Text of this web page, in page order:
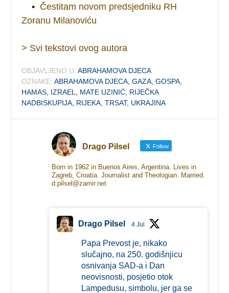
• Čestitam novom predsjedniku RH
Zoranu Milanoviću
> Svi tekstovi ovog autora
OBJAVLJENO U: ABRAHAMOVA DJECA
OZNAKE: ABRAHAMOVA DJECA ,GAZA ,GOSPA
HAMAS IZRAEL MATE UZINIĆ RIJEČKA
NADBISKUPIJA RIJEKA ,TRSAT, UKRAJINA
Drago Pilsel Follow
Born in 1962 in Buenos Aires, Argentina. Lives in
Zagreb, Croatia. Journalist and Theologian. Married.
d.pilsel@zamir.net
Drago Pilsel 4 Jul
Papa Prevost je, nikako
slučajno, na 250. godišnjicu
osnivanja SAD-a i Dan
neovisnosti, posjetio otok
Lampedusu, simbolu, jer ga se